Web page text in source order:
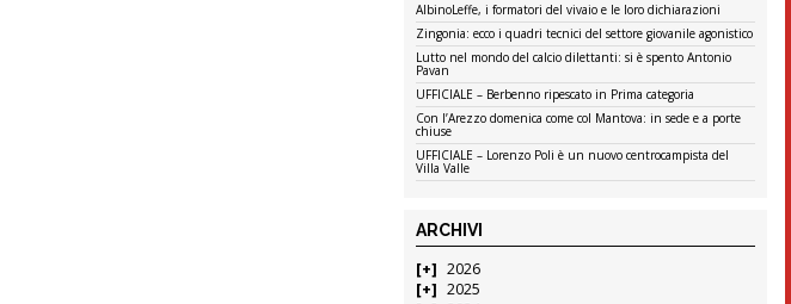
AlbinoLeffe, i formatori del vivaio e le loro dichiarazioni
Zingonia: ecco i quadri tecnici del settore giovanile agonistico
Lutto nel mondo del calcio dilettanti: si è spento Antonio
Pavan
UFFICIALE – Berbenno ripescato in Prima categoria
Con l’Arezzo domenica come col Mantova: in sede e a porte
chiuse
UFFICIALE – Lorenzo Poli è un nuovo centrocampista del
Villa Valle
ARCHIVI
2026
2025